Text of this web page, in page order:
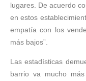
lugares. De acuerdo
en estos
empatía con los
más bajos”.
Las estadísticas
barrio va mucho